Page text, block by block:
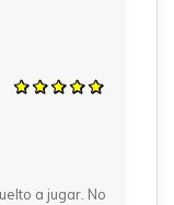
a jugar. No